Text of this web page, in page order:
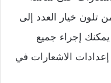
تلون خيار العدد إلى
يمكنك إجراء جميع
الاشعارات في